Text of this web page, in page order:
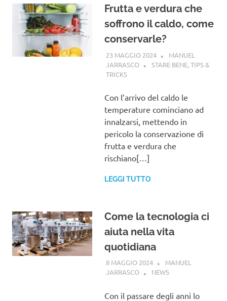
Frutta e verdura che
soffrono il caldo, come
conservarle?
23 MAGGIO 2024
MANUEL
JARRASCO
STARE BENE,TIPS &
TRICKS
Con l’arrivo del caldo le
temperature cominciano ad
innalzarsi, mettendo in
pericolo la conservazione di
frutta e verdura che
rischiano[…]
LEGGI TUTTO
Come la tecnologia ci
aiuta nella vita
quotidiana
8 MAGGIO 2024
MANUEL
JARRASCO
NEWS
Con il passare degli anni lo